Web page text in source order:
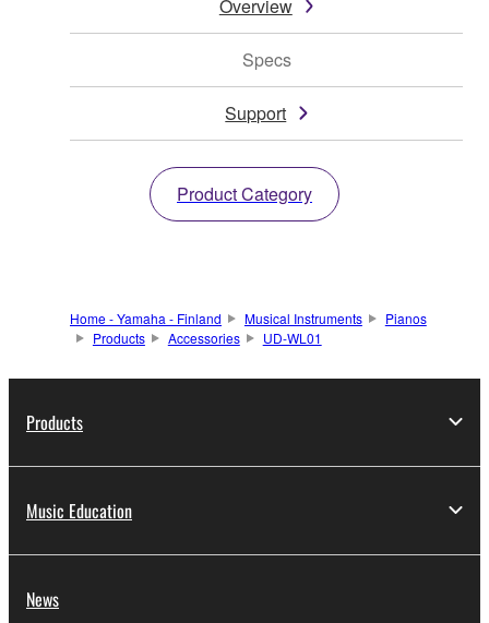
Overview
Specs
Support
Product Category
Home - Yamaha - Finland Musical Instruments
Pianos
Products
Accessories UD-WL01
Products
Music Education
News